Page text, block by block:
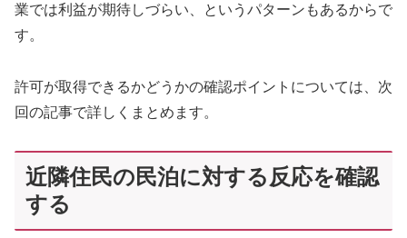
業では利益が期待しづらい、というパターンもあるからで
す。
許可が取得できるかどうかの確認ポイントについては、次
回の記事で詳しくまとめます。
近隣住民の民泊に対する反応を確認
する